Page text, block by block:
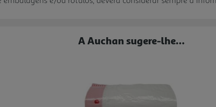
A Auchan sugere-lhe...